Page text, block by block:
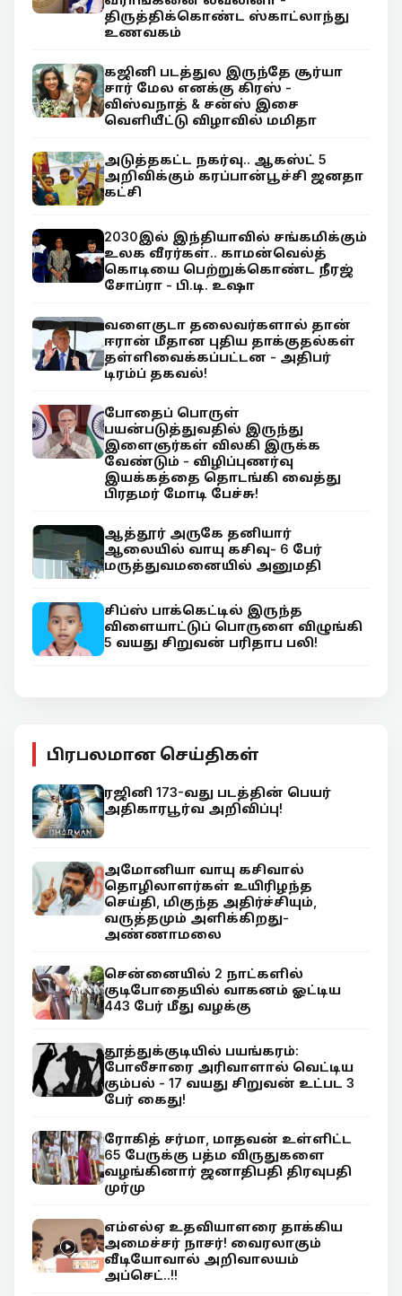
திருத்திக்கொண்ட ஸ்காட்லாந்து
உணவகம்
கஜினி படத்துல இருந்தே சூர்யா
சார் மேல எனக்கு கிரஸ் -
விஸ்வநாத் & சன்ஸ் இசை
வெளியீட்டு விழாவில் மமிதா
அடுத்தகட்ட நகர்வு.. ஆகஸ்ட் 5
அறிவிக்கும் கரப்பான்பூச்சி ஜனதா
கட்சி
2030இல் இந்தியாவில் சங்கமிக்கும்
உலக வீரர்கள்.. காமன்வெல்த்
கொடியை பெற்றுக்கொண்ட நீரஜ்
சோப்ரா - பி.டி. உஷா
வளைகுடா தலைவர்களால் தான்
ஈரான் மீதான புதிய தாக்குதல்கள்
தள்ளிவைக்கப்பட்டன - அதிபர்
டிரம்ப் தகவல்!
போதைப் பொருள்
பயன்படுத்துவதில் இருந்து
இளைஞர்கள் விலகி இருக்க
வேண்டும் - விழிப்புணர்வு
இயக்கத்தை தொடங்கி வைத்து
பிரதமர் மோடி பேச்சு!
ஆத்தூர் அருகே தனியார்
ஆலையில் வாயு கசிவு- 6 பேர்
மருத்துவமனையில் அனுமதி
சிப்ஸ் பாக்கெட்டில் இருந்த
விளையாட்டுப் பொருளை விழுங்கி
5 வயது சிறுவன் பரிதாப பலி!
பிரபலமான செய்திகள்
ரஜினி 173-வது படத்தின் பெயர்
அதிகாரபூர்வ அறிவிப்பு!
அமோனியா வாயு கசிவால்
தொழிலாளர்கள் உயிரிழந்த
செய்தி, மிகுந்த அதிர்ச்சியும்,
வருத்தமும் அளிக்கிறது-
அண்ணாமலை
சென்னையில் 2 நாட்களில்
குடிபோதையில் வாகனம் ஓட்டிய
443 பேர் மீது வழக்கு
தூத்துக்குடியில் பயங்கரம்:
போலீசாரை அரிவாளால் வெட்டிய
கும்பல் - 17 வயது சிறுவன் உட்பட 3
பேர் கைது!
ரோகித் சர்மா, மாதவன் உள்ளிட்ட
65 பேருக்கு பத்ம விருதுகளை
வழங்கினார் ஜனாதிபதி திரவுபதி
முர்மு
எம்எல்ஏ உதவியாளரை தாக்கிய
அமைச்சர் நாசர்! வைரலாகும்
வீடியோவால் அறிவாலயம்
அப்செட்..!!